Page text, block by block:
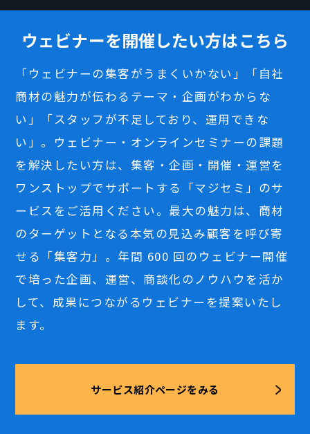
ウェビナーを開催したい方はこちら
「ウェビナーの集客がうまくいかない」「自社
商材の魅力が伝わるテーマ・企画がわからな
い」「スタッフが不足しており、運用できな
い」。ウェビナー・オンラインセミナーの課題
を解決したい方は、集客・企画・開催・運営を
ワンストップでサポートする「マジセミ」のサ
ービスをご活用ください。最大の魅力は、商材
のターゲットとなる本気の見込み顧客を呼び寄
せる「集客力」。年間 600 回のウェビナー開催
で培った企画、運営、商談化のノウハウを活か
して、成果につながるウェビナーを提案いたし
ます。
サービス紹介ページをみる